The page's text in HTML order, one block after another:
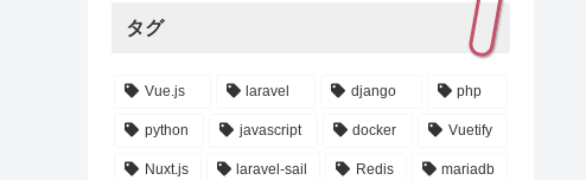
タグ
Vue.js laravel django php
python javascript docker Vuetify
Nuxt.js laravel-sail Redis mariadb